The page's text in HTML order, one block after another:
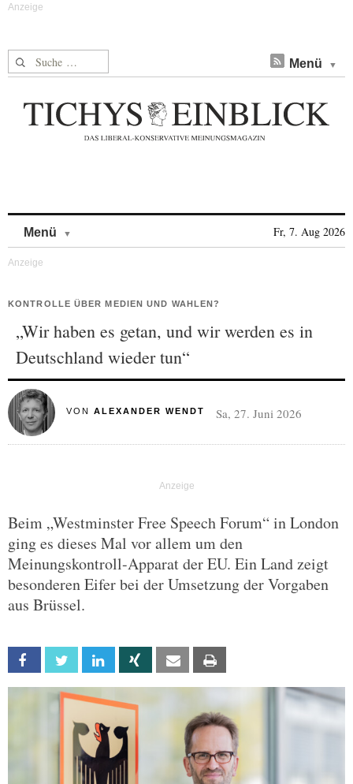
Suche nach: Menü
Menü Fr, 7. Aug 2026
KONTROLLE ÜBER MEDIEN UND WAHLEN?
„Wir haben es getan, und wir werden es in
Deutschland wieder tun“
VON ALEXANDER WENDT Sa, 27. Juni 2026
Beim „Westminster Free Speech Forum“ in London
ging es dieses Mal vor allem um den
Meinungskontroll-Apparat der EU. Ein Land zeigt
besonderen Eifer bei der Umsetzung der Vorgaben
aus Brüssel.
Facebook Twitter Linkedin Xing Email